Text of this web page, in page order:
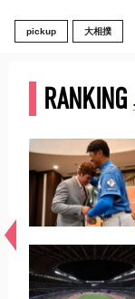
pickup 大相撲
RANKING
常